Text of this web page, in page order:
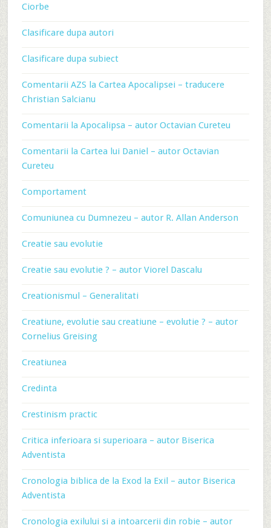
Ciorbe
Clasificare dupa autori
Clasificare dupa subiect
Comentarii AZS la Cartea Apocalipsei – traducere
Christian Salcianu
Comentarii la Apocalipsa – autor Octavian Cureteu
Comentarii la Cartea lui Daniel – autor Octavian
Cureteu
Comportament
Comuniunea cu Dumnezeu – autor R. Allan Anderson
Creatie sau evolutie
Creatie sau evolutie ? – autor Viorel Dascalu
Creationismul – Generalitati
Creatiune, evolutie sau creatiune – evolutie ? – autor
Cornelius Greising
Creatiunea
Credinta
Crestinism practic
Critica inferioara si superioara – autor Biserica
Adventista
Cronologia biblica de la Exod la Exil – autor Biserica
Adventista
Cronologia exilului si a intoarcerii din robie – autor